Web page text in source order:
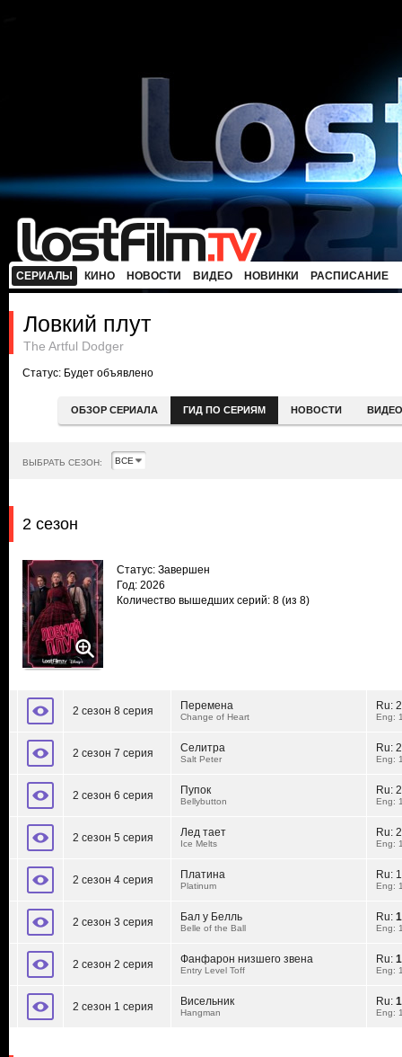
СЕРИАЛЫ КИНО НОВОСТИ ВИДЕО НОВИНКИ РАСПИСАНИЕ
Ловкий плут
The Artful Dodger
Статус: Будет объявлено
ОБЗОР СЕРИАЛА ГИД ПО СЕРИЯМ НОВОСТИ ВИДЕО
ВЫБРАТЬ СЕЗОН:
2 сезон
Статус: Завершен
Год: 2026
Количество вышедших серий: 8 (из 8)
2 сезон 8 серия Перемена
Change of Heart
Ru:
Eng:
2 сезон 7 серия Селитра
Salt Peter
Ru:
Eng:
2 сезон 6 серия Пупок
Bellybutton
Ru:
Eng:
2 сезон 5 серия Лед тает
Ice Melts
Ru:
Eng:
2 сезон 4 серия Платина
Platinum
Ru:
Eng:
2 сезон 3 серия Бал у Белль
Belle of the Ball
Ru:
Eng:
2 сезон 2 серия Фанфарон низшего звена
Entry Level Toff
Ru:
Eng:
2 сезон 1 серия Висельник
Hangman
Ru:
Eng: